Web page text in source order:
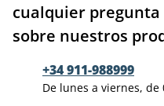
cualquier pregunta
sobre nuestros
+34 911-988999
De lunes a viernes, de